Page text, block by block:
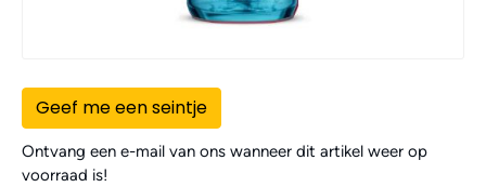
Geef me een seintje
Ontvang een e-mail van ons wanneer dit artikel weer op
voorraad is!